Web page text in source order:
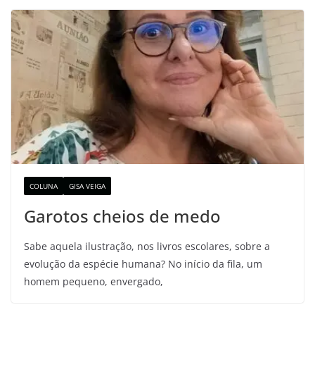
COLUNA GISA VEIGA
Garotos cheios de medo
Sabe aquela ilustração, nos livros escolares, sobre a
evolução da espécie humana? No início da fila, um
homem pequeno, envergado,